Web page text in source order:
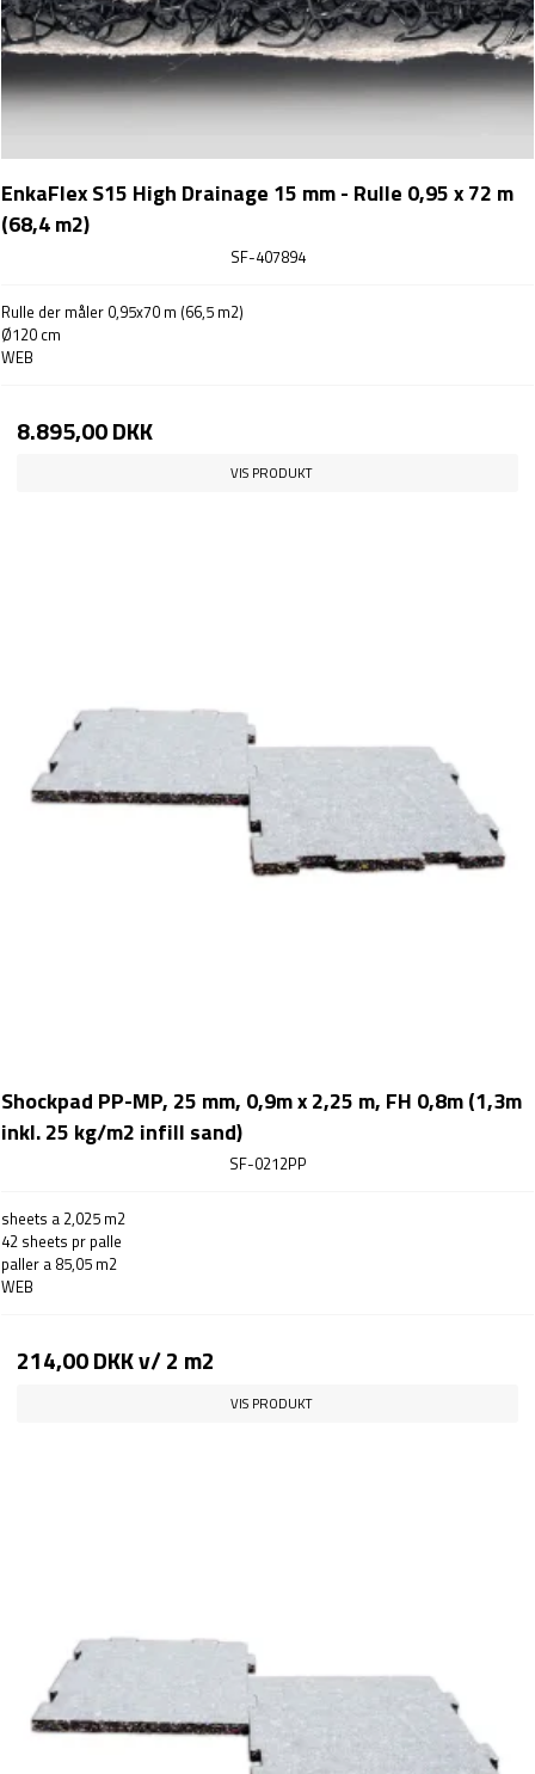
EnkaFlex S15 High Drainage 15 mm - Rulle 0,95 x 72 m
(68,4 m2)
SF-407894
Rulle der måler 0,95x70 m (66,5 m2)
Ø120 cm
WEB
8.895,00 DKK
VIS PRODUKT
Shockpad PP-MP, 25 mm, 0,9m x 2,25 m, FH 0,8m (1,3m
inkl. 25 kg/m2 infill sand)
SF-0212PP
sheets a 2,025 m2
42 sheets pr palle
paller a 85,05 m2
WEB
214,00 DKKv/ 2 m2
VIS PRODUKT